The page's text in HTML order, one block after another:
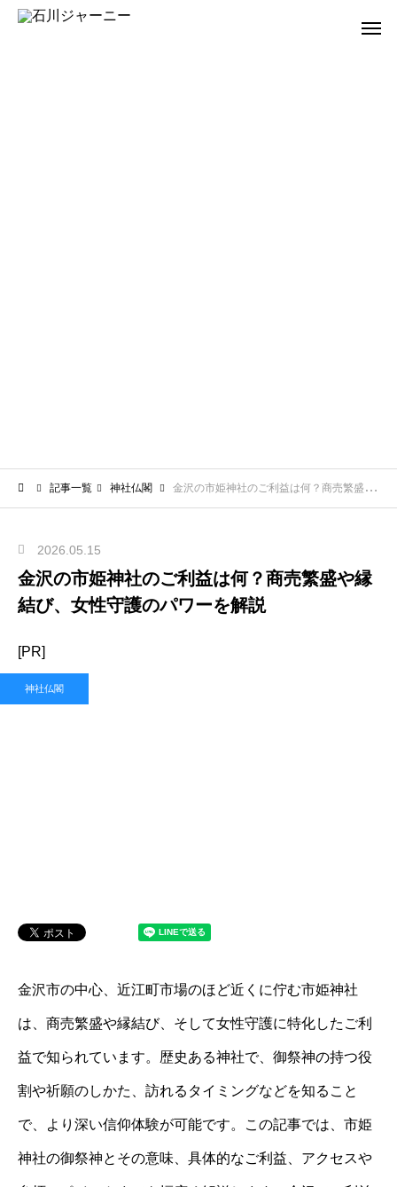
記事一覧 神社仏閣 金沢の市姫神社のご利益は何？商売繁盛や縁結び、女性守護のパワーを解説
2026.05.15
金沢の市姫神社のご利益は何？商売繁盛や縁
結び、女性守護のパワーを解説
[PR]
神社仏閣
金沢市の中心、近江町市場のほど近くに佇む市姫神社
は、商売繁盛や縁結び、そして女性守護に特化したご利
益で知られています。歴史ある神社で、御祭神の持つ役
割や祈願のしかた、訪れるタイミングなどを知ること
で、より深い信仰体験が可能です。この記事では、市姫
神社の御祭神とその意味、具体的なご利益、アクセスや